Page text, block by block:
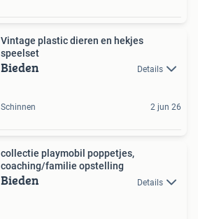
Vintage plastic dieren en hekjes
speelset
Bieden Details
Schinnen 2 jun 26
collectie playmobil poppetjes,
coaching/familie opstelling
Bieden Details